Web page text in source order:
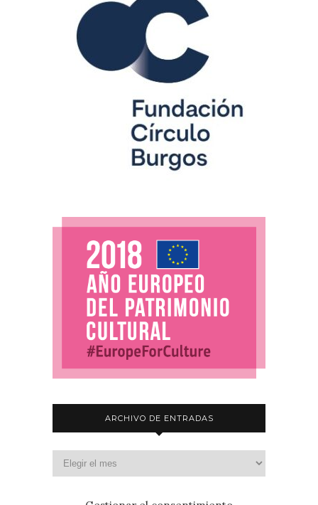
ARCHIVO DE ENTRADAS